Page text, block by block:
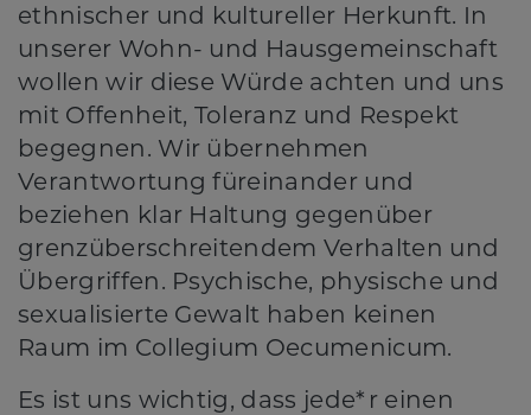
ethnischer und kultureller Herkunft. In
unserer Wohn- und Hausgemeinschaft
wollen wir diese Würde achten und uns
mit Offenheit, Toleranz und Respekt
begegnen. Wir übernehmen
Verantwortung füreinander und
beziehen klar Haltung gegenüber
grenzüberschreitendem Verhalten und
Übergriffen. Psychische, physische und
sexualisierte Gewalt haben keinen
Raum im Collegium Oecumenicum.
Es ist uns wichtig, dass jede*r einen